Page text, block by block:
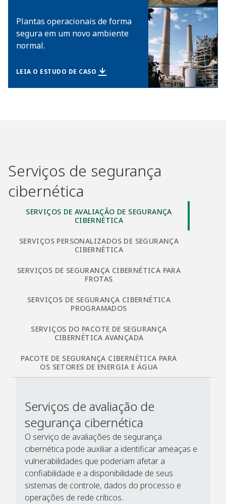
Plantas operacionais de forma
segura em um novo ambiente
normal.
LEIA O ESTUDO DE CASO
Serviços de segurança
cibernética
SERVIÇOS DE AVALIAÇÃO DE SEGURANÇA
CIBERNÉTICA
SERVIÇOS PERSONALIZADOS DE SEGURANÇA
CIBERNÉTICA
SERVIÇOS DE SEGURANÇA CIBERNÉTICA PARA
FROTAS
SERVIÇOS DE SEGURANÇA CIBERNÉTICA
PROGRAMADOS
SERVIÇOS DO PACOTE DE SEGURANÇA
CIBERNÉTICA AVANÇADA
PACOTE DE SEGURANÇA CIBERNÉTICA PARA
OS SETORES DE ENERGIA E ÁGUA
Serviços de avaliação de
segurança cibernética
O serviço de avaliações de segurança
cibernética pode auxiliar a identificar ameaças e
vulnerabilidades que poderiam afetar a
confiabilidade e a disponibilidade de seus
sistemas de controle, dados do processo e
operações de rede críticos.